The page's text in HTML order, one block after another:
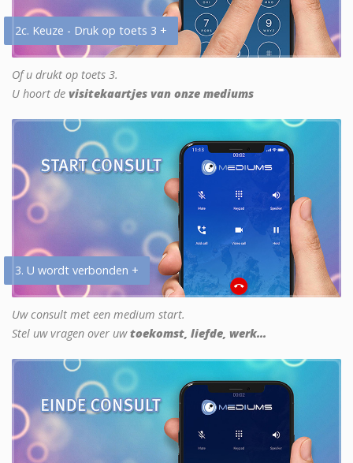
2c. Keuze - Druk op toets 3 +
Of u drukt op toets 3.
U hoort de visitekaartjes van onze mediums
3. U wordt verbonden +
Uw consult met een medium start.
Stel uw vragen over uwtoekomst, liefde, werk...